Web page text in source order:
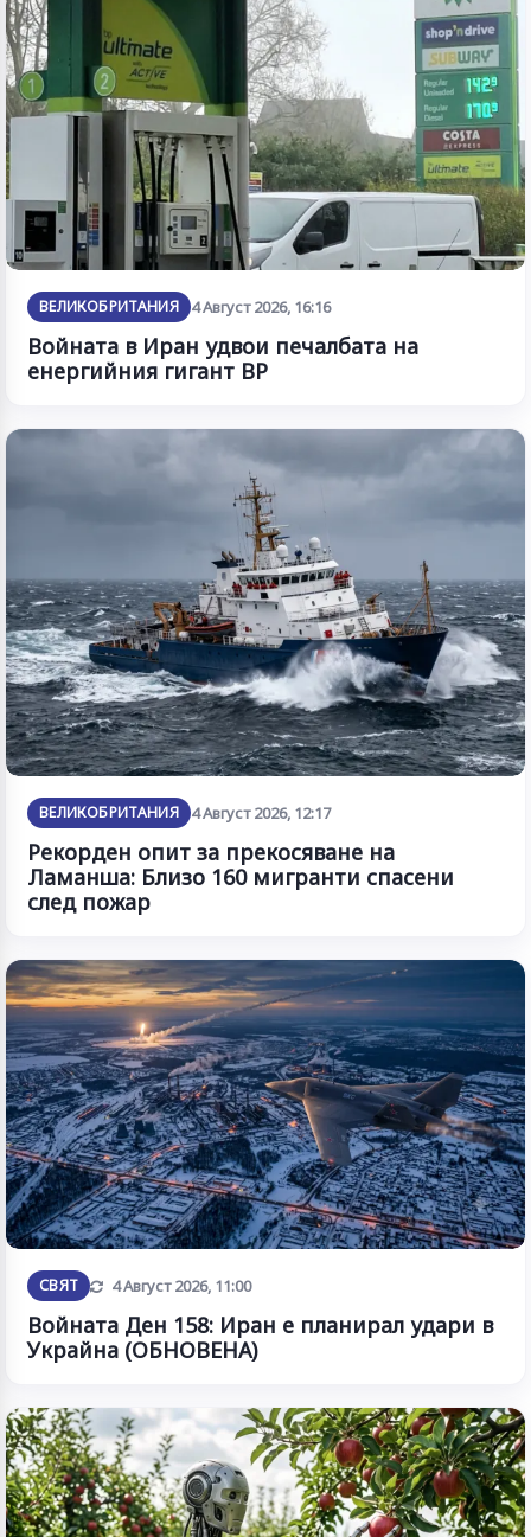
ВЕЛИКОБРИТАНИЯ 4 Август 2026, 16:16
Войната в Иран удвои печалбата на
енергийния гигант BP
ВЕЛИКОБРИТАНИЯ 4 Август 2026, 12:17
Рекорден опит за прекосяване на
Ламанша: Близо 160 мигранти спасени
след пожар
СВЯТ Обновена
4 Август 2026, 11:00
Войната Ден 158: Иран е планирал удари в
Украйна (ОБНОВЕНА)